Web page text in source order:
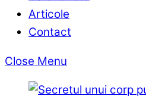
Articole
Contact
Close Menu